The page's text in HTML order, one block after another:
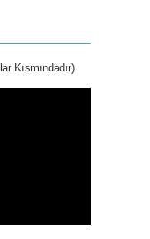
Kısmındadır)